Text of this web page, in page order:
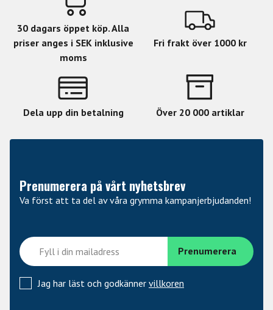
Pitch: Low-Mid
Volym: Medium
Sustain: Medium till kort
Vikt: Thin
Material: B20
30 dagars öppet köp. Alla
priser anges i SEK inklusive
moms
Fri frakt över 1000 kr
Dela upp din betalning Över 20 000 artiklar
Prenumerera på vårt nyhetsbrev
Va först att ta del av våra grymma kampanjerbjudanden!
Jag har läst och godkänner villkoren